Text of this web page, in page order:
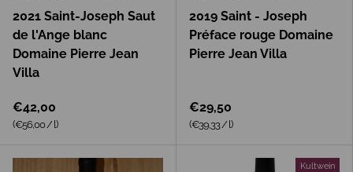
2021 Saint-Joseph Saut
de l'Ange blanc
Domaine Pierre Jean
Villa
€42,00
Grundpreis
(€56,00/l)
2019 Saint - Joseph
Préface rouge Domaine
Pierre Jean Villa
€29,50
Grundpreis
(€39,33 /l)
Kultwein